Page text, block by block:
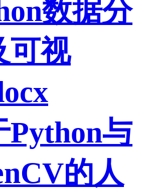
数据分
可视
Python与
的人